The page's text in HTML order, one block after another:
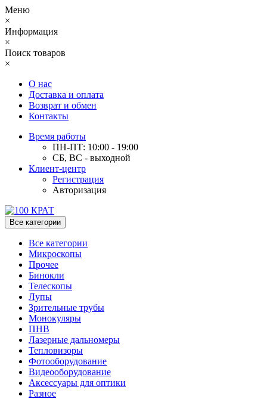
Меню
×
Информация
×
Поиск товаров
×
О нас
Доставка и оплата
Возврат и обмен
Контакты
Время работы
ПН-ПТ: 10:00 - 19:00
СБ, ВС - выходной
Клиент-центр
Регистрация
Авторизация
Все категории
Все категории
Микроскопы
Прочее
Бинокли
Телескопы
Лупы
Зрительные трубы
Монокуляры
ПНВ
Лазерные дальномеры
Тепловизоры
Фотооборудование
Видеооборудование
Аксессуары для оптики
Разное